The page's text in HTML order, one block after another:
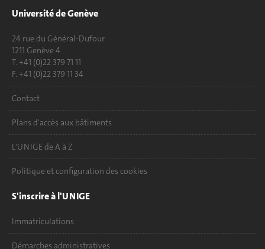
Université de Genève
24 rue du Général-Dufour
1211 Genève 4
T. +41 (0)22 379 71 11
F. +41 (0)22 379 11 34
Contact
Plans d'accès aux bâtiments
L'UNIGE de A à Z
Politique et configuration des cookies
S'inscrire à l'UNIGE
Immatriculations
Démarches administratives